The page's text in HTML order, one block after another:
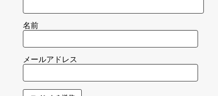
名前
メールアドレス